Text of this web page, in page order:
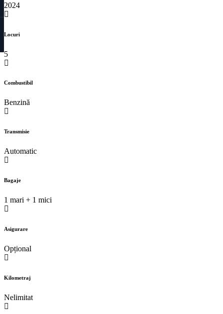
2024
Locuri
5
Combustibil
Benzină
Transmisie
Automatic
Bagaje
1 mari + 1 mici
Asigurare
Opțional
Kilometraj
Nelimitat